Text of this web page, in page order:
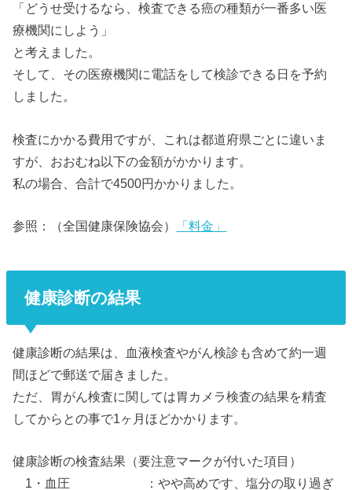
「どうせ受けるなら、検査できる癌の種類が一番多い医
療機関にしよう」
と考えました。
そして、その医療機関に電話をして検診できる日を予約
しました。
検査にかかる費用ですが、これは都道府県ごとに違いま
すが、おおむね以下の金額がかかります。
私の場合、合計で4500円かかりました。
参照：（全国健康保険協会） 「料金」
健康診断の結果
健康診断の結果は、血液検査やがん検診も含めて約一週
間ほどで郵送で届きました。
ただ、胃がん検査に関しては胃カメラ検査の結果を精査
してからとの事で1ヶ月ほどかかります。
健康診断の検査結果（要注意マークが付いた項目）
1・血圧 ：やや高めです、塩分の取り過ぎ